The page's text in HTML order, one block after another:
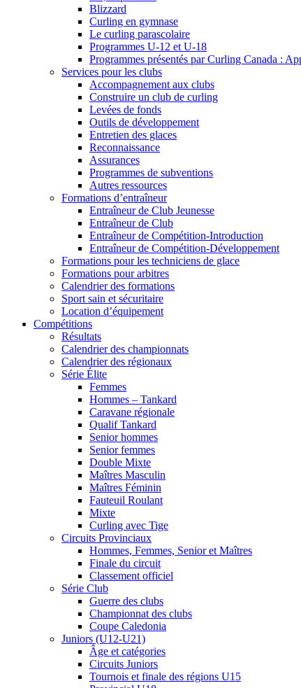
Blizzard
Curling en gymnase
Le curling parascolaire
Programmes U-12 et U-18
Programmes présentés par Curling Canada :
Services pour les clubs
Accompagnement aux clubs
Construire un club de curling
Levées de fonds
Outils de développement
Entretien des glaces
Reconnaissance
Assurances
Programmes de subventions
Autres ressources
Formations d’entraîneur
Entraîneur de Club Jeunesse
Entraîneur de Club
Entraîneur de Compétition-Introduction
Entraîneur de Compétition-Développement
Formations pour les techniciens de glace
Formations pour arbitres
Calendrier des formations
Sport sain et sécuritaire
Location d’équipement
Compétitions
Résultats
Calendrier des championnats
Calendrier des régionaux
Série Élite
Femmes
Hommes – Tankard
Caravane régionale
Qualif Tankard
Senior hommes
Senior femmes
Double Mixte
Maîtres Masculin
Maîtres Féminin
Fauteuil Roulant
Mixte
Curling avec Tige
Circuits Provinciaux
Hommes, Femmes, Senior et Maîtres
Finale du circuit
Classement officiel
Série Club
Guerre des clubs
Championnat des clubs
Coupe Caledonia
Juniors (U12-U21)
Âge et catégories
Circuits Juniors
Tournois et finale des régions U15